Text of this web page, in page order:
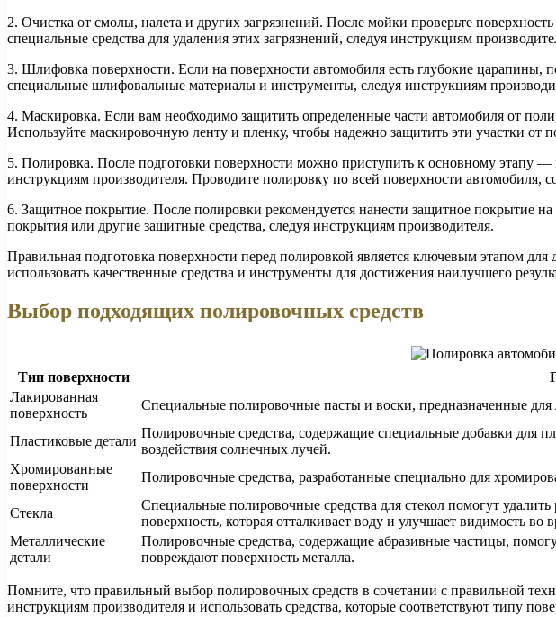
2. Очистка от смолы, налета и других загрязнений. После мойки проверьте
специальные средства для удаления этих загрязнений, следуя инструкциям
3. Шлифовка поверхности. Если на поверхности автомобиля есть глубокие царапины,
специальные шлифовальные материалы и инструменты, следуя инструкциям
4. Маскировка. Если вам необходимо защитить определенные части автомобиля от
Используйте маскировочную ленту и пленку, чтобы надежно защитить эти участки от
5. Полировка. После подготовки поверхности можно приступить к основному этапу
инструкциям производителя. Проводите полировку по всей поверхности автомобиля,
6. Защитное покрытие. После полировки рекомендуется нанести защитное покрытие
покрытия или другие защитные средства, следуя инструкциям производителя.
Правильная подготовка поверхности перед полировкой является ключевым этапом
использовать качественные средства и инструменты для достижения наилучшего
Выбор подходящих полировочных средств
Тип поверхности
Лакированная
поверхность
Специальные полировочные пасты и воски, предназначенные
Пластиковые детали
Полировочные средства, содержащие специальные добавки для
воздействия солнечных лучей.
Хромированные
поверхности
Полировочные средства, разработанные специально для
Стекла
Специальные полировочные средства для стекол помогут
поверхность, которая отталкивает воду и улучшает видимость во
Металлические
детали
Полировочные средства, содержащие абразивные частицы,
повреждают поверхность металла.
Помните, что правильный выбор полировочных средств в сочетании с правильной
инструкциям производителя и использовать средства, которые соответствуют типу